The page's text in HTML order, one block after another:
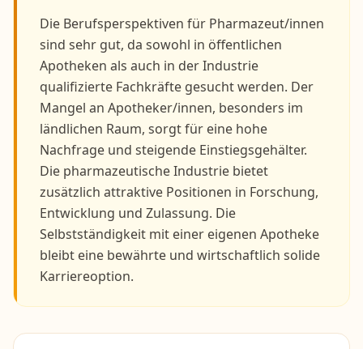
Die Berufsperspektiven für Pharmazeut/innen
sind sehr gut, da sowohl in öffentlichen
Apotheken als auch in der Industrie
qualifizierte Fachkräfte gesucht werden. Der
Mangel an Apotheker/innen, besonders im
ländlichen Raum, sorgt für eine hohe
Nachfrage und steigende Einstiegsgehälter.
Die pharmazeutische Industrie bietet
zusätzlich attraktive Positionen in Forschung,
Entwicklung und Zulassung. Die
Selbstständigkeit mit einer eigenen Apotheke
bleibt eine bewährte und wirtschaftlich solide
Karriereoption.